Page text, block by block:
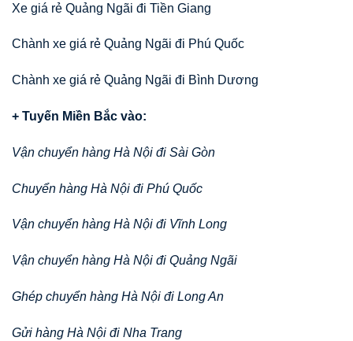
Xe giá rẻ Quảng Ngãi đi Tiền Giang
Chành xe giá rẻ Quảng Ngãi đi Phú Quốc
Chành xe giá rẻ Quảng Ngãi đi Bình Dương
+ Tuyến Miền Bắc vào:
Vận chuyển hàng Hà Nội đi Sài Gòn
Chuyển hàng Hà Nội đi Phú Quốc
Vận chuyển hàng Hà Nội đi Vĩnh Long
Vận chuyển hàng Hà Nội đi Quảng Ngãi
Ghép chuyển hàng Hà Nội đi Long An
Gửi hàng Hà Nội đi Nha Trang